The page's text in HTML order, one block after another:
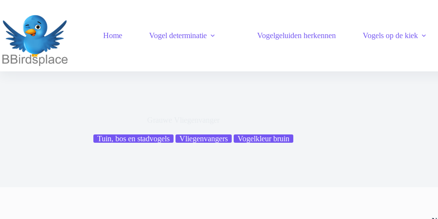
de
inhoud
Home Vogel determinatie Vogelgeluiden herkennen Vogels op de kiek
Tuin, bos en stadvogels Vliegenvangers Vogelkleur bruin